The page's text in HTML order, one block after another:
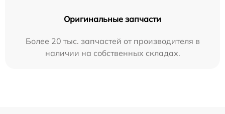
Оригинальные запчасти
Более 20 тыс. запчастей от производителя в
наличии на собственных складах.